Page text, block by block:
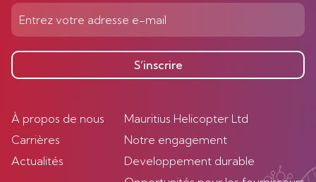
S’inscrire
À propos de nous
Carrières
Actualités
Mauritius Helicopter Ltd
Notre engagement
Developpement durable